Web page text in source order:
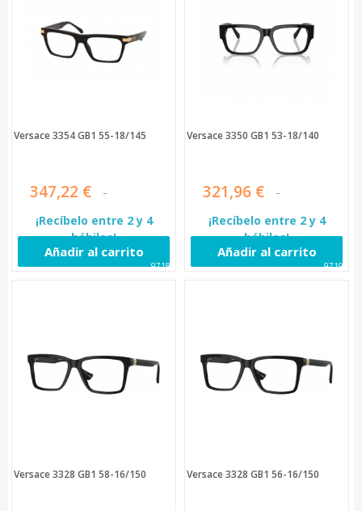
Versace 3354 GB1 55-18/145
347,22 €
¡Recíbelo entre 2 y 4
hábiles!
Añadir al carrito
97189
Versace 3350 GB1 53-18/140
321,96 €
¡Recíbelo entre 2 y 4
hábiles!
Añadir al carrito
97190
Versace 3328 GB1 58-16/150 Versace 3328 GB1 56-16/150